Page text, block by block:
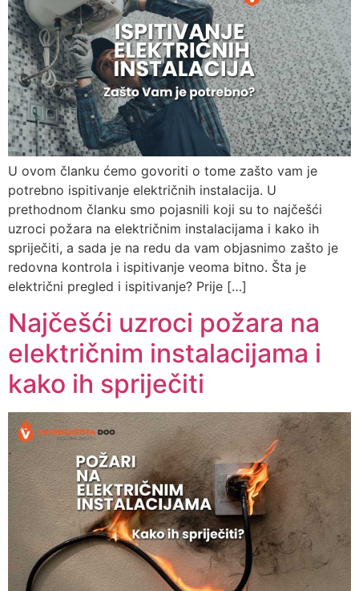
U ovom članku ćemo govoriti o tome zašto vam je
potrebno ispitivanje električnih instalacija. U
prethodnom članku smo pojasnili koji su to najčešći
uzroci požara na električnim instalacijama i kako ih
spriječiti, a sada je na redu da vam objasnimo zašto je
redovna kontrola i ispitivanje veoma bitno. Šta je
električni pregled i ispitivanje? Prije […]
Najčešći uzroci požara na
električnim instalacijama i
kako ih spriječiti